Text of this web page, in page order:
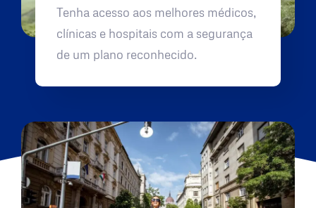
Tenha acesso aos melhores médicos,
clínicas e hospitais com a segurança
de um plano reconhecido.